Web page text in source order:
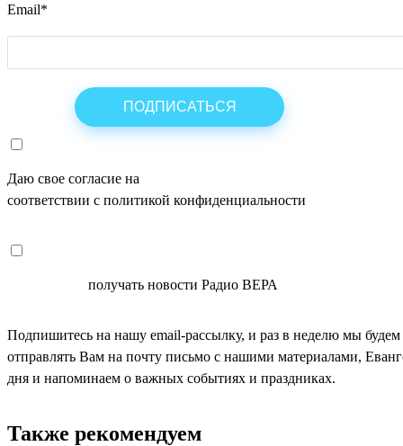
Email*
Даю свое согласие на
соответствии с политикой конфиденциальности
получать новости Радио ВЕРА
Подпишитесь на нашу email-рассылку, и раз в неделю мы будем
отправлять Вам на почту письмо с нашими материалами,
дня и напоминаем о важных событиях и праздниках.
Также рекомендуем